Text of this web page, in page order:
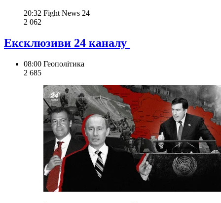
20:32 Fight News 24
2 062
Ексклюзиви 24 каналу
08:00 Геополітика
2 685